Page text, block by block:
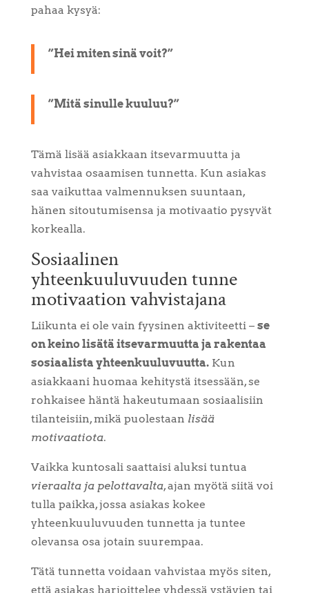
pahaa kysyä:
”Hei miten sinä voit?”
”Mitä sinulle kuuluu?”
Tämä lisää asiakkaan itsevarmuutta ja
vahvistaa osaamisen tunnetta. Kun asiakas
saa vaikuttaa valmennuksen suuntaan,
hänen sitoutumisensa ja motivaatio pysyvät
korkealla.
Sosiaalinen
yhteenkuuluvuuden tunne
motivaation vahvistajana
Liikunta ei ole vain fyysinen aktiviteetti – se
on keino lisätä itsevarmuutta ja rakentaa
sosiaalista yhteenkuuluvuutta.Kun
asiakkaani huomaa kehitystä itsessään, se
rohkaisee häntä hakeutumaan sosiaalisiin
tilanteisiin, mikä puolestaan lisää
motivaatiota.
Vaikka kuntosali saattaisi aluksi tuntua
vieraalta ja pelottavalta, ajan myötä siitä voi
tulla paikka, jossa asiakas kokee
yhteenkuuluvuuden tunnetta ja tuntee
olevansa osa jotain suurempaa.
Tätä tunnetta voidaan vahvistaa myös siten,
että asiakas harjoittelee yhdessä ystävien tai